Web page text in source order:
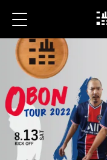
お気に入り物件
ブログ
サービス内容